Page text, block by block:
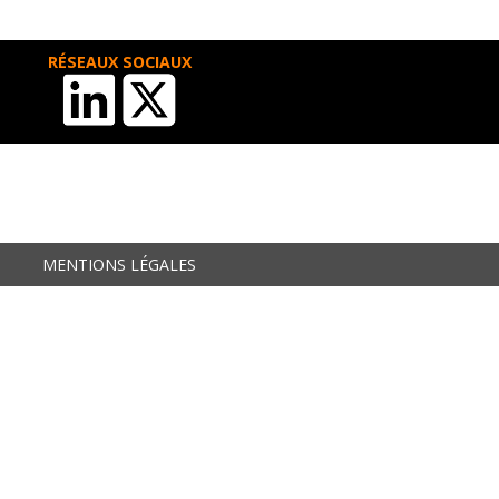
RÉSEAUX SOCIAUX
MENTIONS LÉGALES